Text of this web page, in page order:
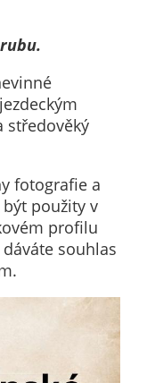
středověký
fotografie a
použity v
profilu
souhlas
nám
pomocí